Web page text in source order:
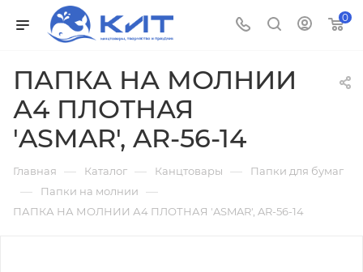
0
ПАПКА НА МОЛНИИ
А4 ПЛОТНАЯ
'ASMAR', AR-56-14
Главная — Каталог — Канцтовары — Папки для бумаг
— Папки на молнии —
ПАПКА НА МОЛНИИ А4 ПЛОТНАЯ 'ASMAR', AR-56-14